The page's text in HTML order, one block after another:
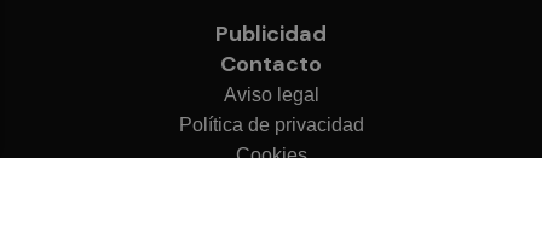
Publicidad
Contacto
Aviso legal
Política de privacidad
Cookies